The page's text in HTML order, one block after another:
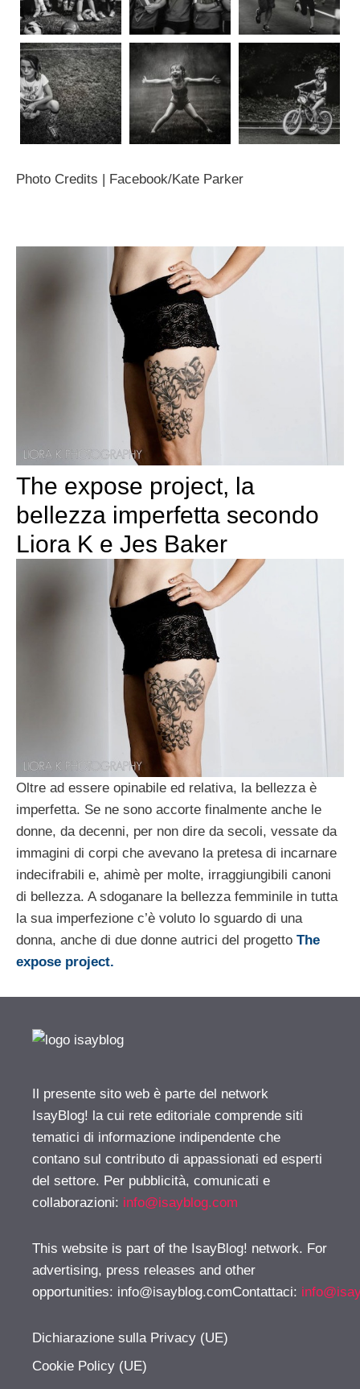
Photo Credits | Facebook/Kate Parker
The expose project, la
bellezza imperfetta secondo
Liora K e Jes Baker
Oltre ad essere opinabile ed relativa, la bellezza è
imperfetta. Se ne sono accorte finalmente anche le
donne, da decenni, per non dire da secoli, vessate da
immagini di corpi che avevano la pretesa di incarnare
indecifrabili e, ahimè per molte, irraggiungibili canoni
di bellezza. A sdoganare la bellezza femminile in tutta
la sua imperfezione c’è voluto lo sguardo di una
donna, anche di due donne autrici del progetto The
expose project.
Il presente sito web è parte del network
IsayBlog! la cui rete editoriale comprende siti
tematici di informazione indipendente che
contano sul contributo di appassionati ed esperti
del settore. Per pubblicità, comunicati e
collaborazioni: info@isayblog.com
This website is part of the IsayBlog! network. For
advertising, press releases and other
opportunities: info@isayblog.comContattaci:
Dichiarazione sulla Privacy (UE)
Cookie Policy (UE)